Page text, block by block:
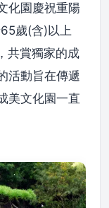
化園慶祝重陽
歲(含)以上
共賞獨家的成
活動旨在傳遞
美文化園一直